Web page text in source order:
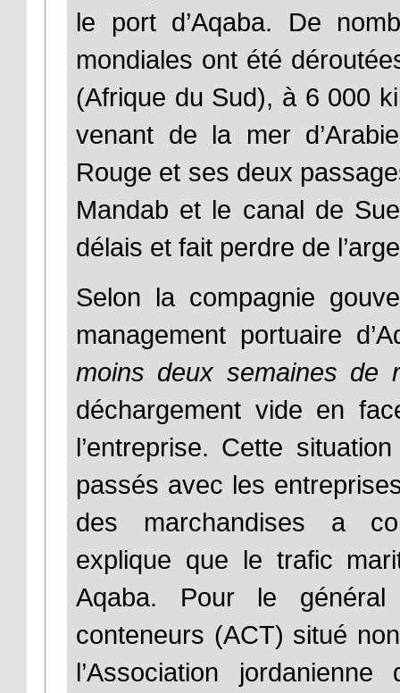
le port d’Aqaba. De
mondiales ont été
(Afrique du Sud), à 6 000
venant de la mer
Rouge et ses deux
Mandab et le canal de
délais et fait perdre de
Selon la compagnie
management portuaire
moins deux semaines de
déchargement vide en
l’entreprise. Cette
passés avec les
des marchandises a
explique que le trafic
Aqaba. Pour le
conteneurs (ACT) situé
l’Association